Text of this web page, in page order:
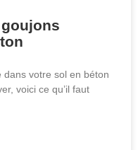
dans votre sol en béton
voici ce qu’il faut